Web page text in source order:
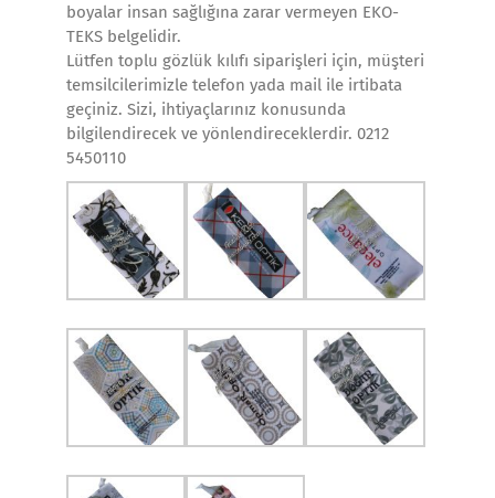
boyalar insan sağlığına zarar vermeyen EKO-
TEKS belgelidir.
Lütfen toplu gözlük kılıfı siparişleri için, müşteri
temsilcilerimizle telefon yada mail ile irtibata
geçiniz. Sizi, ihtiyaçlarınız konusunda
bilgilendirecek ve yönlendireceklerdir. 0212
5450110